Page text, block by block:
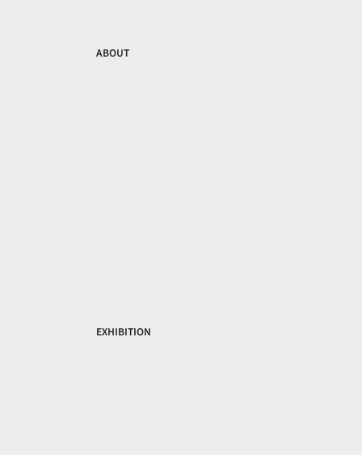
ABOUT
EXHIBITION